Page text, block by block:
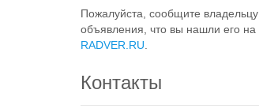
Пожалуйста, сообщите владельцу
объявления, что вы нашли его на
RADVER.RU
Контакты